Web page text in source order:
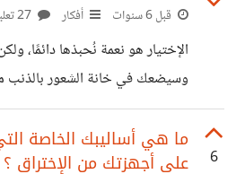
بشكل سريع*، حيث أن وسائل
أصحاب المشاريع من الوصول إلى
المستهدفين بشكل مجاني أو
قبل 6 سنوات أفكار
الإختيار هو نعمة نُحبذها دائمًا،
وسيضعك في خانة الشعور بالذنب
هذا تحديدًا ما شعرتُ به عندما
الإجتماعية التي تُناقش القضايا
مع عدة أشخاص، حيث تعتمد فكرة
6
ما هي أساليبك الخاصة
على أجهزتك من الإختراق ؟